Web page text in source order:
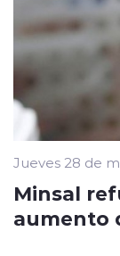
Jueves 28 de
Minsal
aumento